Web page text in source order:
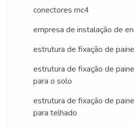
de última geração. Tudo
uma equipe
eficientes, fecha todo o
com excelência para
clientes.
preza pela segurança
empresa objetiva a
entrega final, com foco
qualidade.A EMPRESA
QUALIFICADA DO
melhor no ramo de
São opções variadas que
conectores mc4
empresa de instalação de
estrutura de fixação de
estrutura de fixação de
para o solo
estrutura de fixação de
para telhado